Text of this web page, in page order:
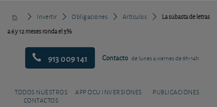
Invertir Obligaciones Artículos
La subasta de letras
a 6 y 12 meses ronda el 3%
913 009 141 Contacto de lunes a viernes de 9h-14h
TODOS NUESTROS
CONTACTOS
APP OCU INVERSIONES PUBLICACIONES